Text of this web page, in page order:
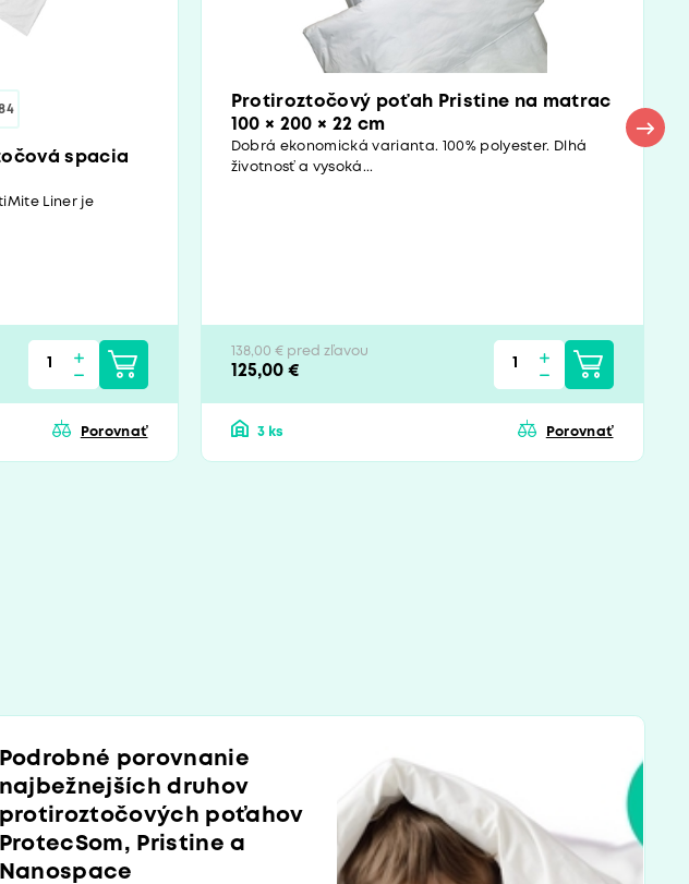
spacia
Liner je
Porovnať
Protiroztočový poťah Pristine na matrac
100 × 200 × 22 cm
Dobrá ekonomická varianta. 100% polyester. Dlhá
životnosť a vysoká...
138,00 € pred zľavou
125,00 €
3 ks Porovnať
Podrobné porovnanie
najbežnejších druhov
protiroztočových poťahov
ProtecSom, Pristine a
Nanospace